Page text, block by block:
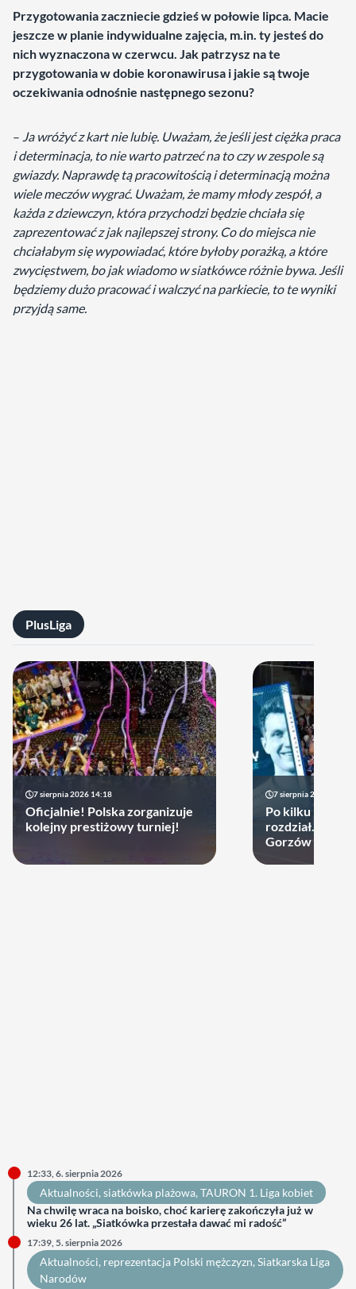
Przygotowania zaczniecie gdzieś w połowie lipca. Macie
jeszcze w planie indywidualne zajęcia, m.in. ty jesteś do
nich wyznaczona w czerwcu. Jak patrzysz na te
przygotowania w dobie koronawirusa i jakie są twoje
oczekiwania odnośnie następnego sezonu?
– Ja wróżyć z kart nie lubię. Uważam, że jeśli jest ciężka praca
i determinacja, to nie warto patrzeć na to czy w zespole są
gwiazdy. Naprawdę tą pracowitością i determinacją można
wiele meczów wygrać. Uważam, że mamy młody zespół, a
każda z dziewczyn, która przychodzi będzie chciała się
zaprezentować z jak najlepszej strony. Co do miejsca nie
chciałabym się wypowiadać, które byłoby porażką, a które
zwycięstwem, bo jak wiadomo w siatkówce różnie bywa. Jeśli
będziemy dużo pracować i walczyć na parkiecie, to te wyniki
przyjdą same.
PlusLiga
7 sierpnia 2026 14:18
Oficjalnie! Polska zorganizuje
kolejny prestiżowy turniej!
7 sierpnia 2026 13:49
Po kilku latach
rozdział.
Gorzów może
12:33, 6. sierpnia 2026
Aktualności, siatkówka plażowa, TAURON 1. Liga kobiet
Na chwilę wraca na boisko, choć karierę zakończyła już w
wieku 26 lat. „Siatkówka przestała dawać mi radość”
17:39, 5. sierpnia 2026
Aktualności, reprezentacja Polski mężczyzn, Siatkarska Liga
Narodów